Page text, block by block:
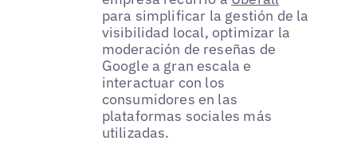
para simplificar la gestión de la
visibilidad local, optimizar la
moderación de reseñas de
Google a gran escala e
interactuar con los
consumidores en las
plataformas sociales más
utilizadas.